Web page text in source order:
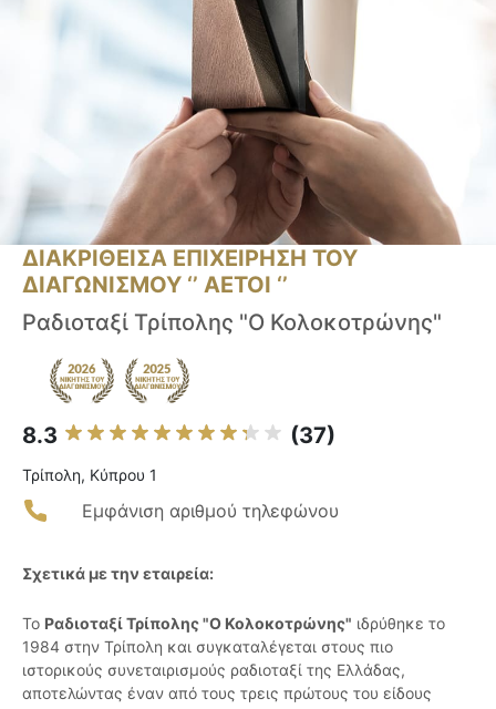
ΔΙΑΚΡΙΘΕΙΣΑ ΕΠΙΧΕΙΡΗΣΗ ΤΟΥ
ΔΙΑΓΩΝΙΣΜΟΥ ‘’ ΑΕΤΟΙ ‘’
Ραδιοταξί Τρίπολης "Ο Κολοκοτρώνης"
8.3 (37)
Τρίπολη, Κύπρου 1
Εμφάνιση αριθμού τηλεφώνου
Σχετικά με την εταιρεία:
Το Ραδιοταξί Τρίπολης "Ο Κολοκοτρώνης" ιδρύθηκε το
1984 στην Τρίπολη και συγκαταλέγεται στους πιο
ιστορικούς συνεταιρισμούς ραδιοταξί της Ελλάδας,
αποτελώντας έναν από τους τρεις πρώτους του είδους